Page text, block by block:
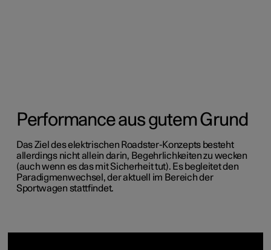
Performance aus gutem Grund
Das Ziel des elektrischen Roadster-Konzepts besteht
allerdings nicht allein darin, Begehrlichkeiten zu wecken
(auch wenn es das mit Sicherheit tut). Es begleitet den
Paradigmenwechsel, der aktuell im Bereich der
Sportwagen stattfindet.